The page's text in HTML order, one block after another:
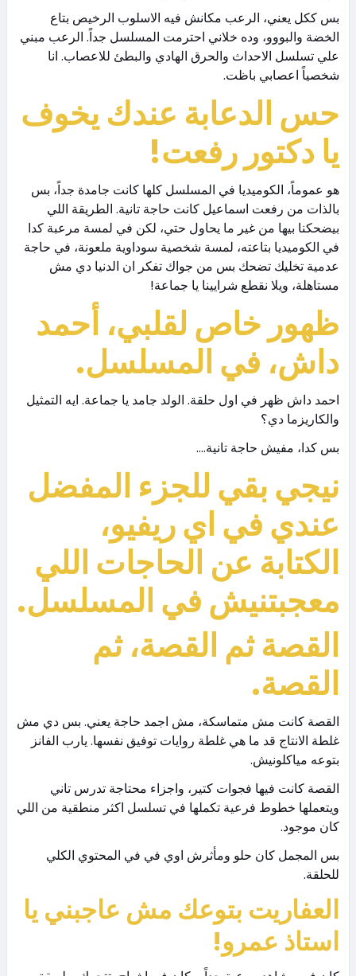
بس ككل يعني، الرعب مكانش فيه الاسلوب الرخيص بتاع
الخضة والبووو، وده خلاني احترمت المسلسل جداً. الرعب مبني
علي تسلسل الاحداث والحرق الهادي والبطئ للاعصاب. انا
شخصياً اعصابي باظت.
حس الدعابة عندك يخوف
يا دكتور رفعت!
هو عموماً، الكوميديا في المسلسل كلها كانت جامدة جداً، بس
بالذات من رفعت اسماعيل كانت حاجة تانية. الطريقة اللي
بيضحكنا بيها من غير ما يحاول حتي، لكن في لمسة مرعبة كدا
في الكوميديا بتاعته، لمسة شخصية سوداوية ملعونة، في حاجة
عدمية تخليك تضحك بس من جواك تفكر ان الدنيا دي مش
مستاهلة، ويلا نقطع شرايينا يا جماعة!
ظهور خاص لقلبي، أحمد
داش، في المسلسل.
احمد داش ظهر في اول حلقة. الولد جامد يا جماعة. ايه التمثيل
والكاريزما دي؟
بس كدا، مفيش حاجة تانية….
نيجي بقي للجزء المفضل
عندي في اي ريفيو،
الكتابة عن الحاجات اللي
معجبتنيش في المسلسل.
القصة ثم القصة، ثم
القصة.
القصة كانت مش متماسكة، مش اجمد حاجة يعني. بس دي مش
غلطة الانتاج قد ما هي غلطة روايات توفيق نفسها. يارب الفانز
بتوعه مياكلونيش.
القصة كانت فيها فجوات كتير، واجزاء محتاجة تدرس تاني
ويتعملها خطوط فرعية تكملها في تسلسل اكثر منطقية من اللي
كان موجود.
بس المجمل كان حلو ومأثرش اوي في في المحتوي الكلي
للحلقة.
العفاريت بتوعك مش عاجبني يا
استاذ عمرو!